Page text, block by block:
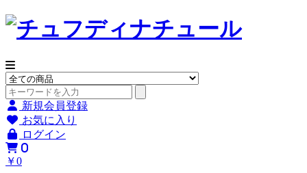
新規会員登録
お気に入り
ログイン
0
￥0